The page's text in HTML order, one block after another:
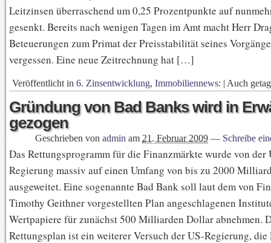
Leitzinsen überraschend um 0,25 Prozentpunkte auf
gesenkt. Bereits nach wenigen Tagen im Amt macht Herr
Beteuerungen zum Primat der Preisstabilität seines
vergessen. Eine neue Zeitrechnung hat […]
Veröffentlicht in 6. Zinsentwicklung, Immobiliennews: | Auch
Gründung von Bad Banks wird in
gezogen
Geschrieben von admin am 21. Februar 2009 — Schreibe
Das Rettungsprogramm für die Finanzmärkte wurde von der
Regierung massiv auf einen Umfang von bis zu 2000
ausgeweitet. Eine sogenannte Bad Bank soll laut dem von
Timothy Geithner vorgestellten Plan angeschlagenen
Wertpapiere für zunächst 500 Milliarden Dollar abnehmen.
Rettungsplan ist ein weiterer Versuch der US-Regierung,